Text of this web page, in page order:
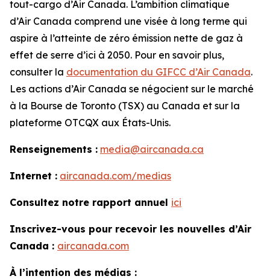
tout-cargo d’Air Canada. L’ambition climatique
d’Air Canada comprend une visée à long terme qui
aspire à l’atteinte de zéro émission nette de gaz à
effet de serre d’ici à 2050. Pour en savoir plus,
consulter la documentation du GIFCC d’Air Canada.
Les actions d’Air Canada se négocient sur le marché
à la Bourse de Toronto (TSX) au Canada et sur la
plateforme OTCQX aux États-Unis.
Renseignements : media@aircanada.ca
Internet : aircanada.com/medias
Consultez notre rapport annuel ici
Inscrivez-vous pour recevoir les nouvelles d’Air
Canada : aircanada.com
À l’intention des médias :